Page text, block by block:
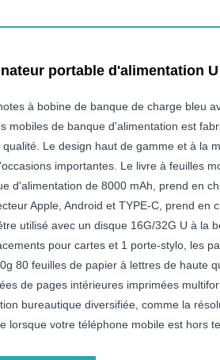
portable d'alimentation
à bobine de banque de charge bleu
mobiles de banque d'alimentation est
qualité. Le design haut de gamme et à la
importantes. Le livre à feuilles
d'alimentation de 8000 mAh, prend en
Apple, Android et TYPE-C, prend en
utilisé avec un disque 16G/32G U à la
pour cartes et 1 porte-stylo, les
80 feuilles de papier à lettres de haute
de pages intérieures imprimées
bureautique diversifiée, comme la
lorsque votre téléphone mobile est hors